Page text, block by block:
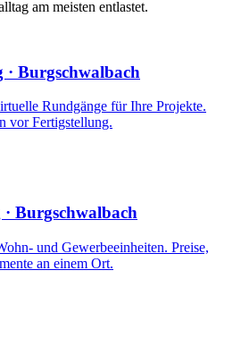
am meisten entlastet.
Burgschwalbach
Rundgänge für Ihre Projekte.
vor Fertigstellung.
Burgschwalbach
und Gewerbeeinheiten. Preise,
an einem Ort.